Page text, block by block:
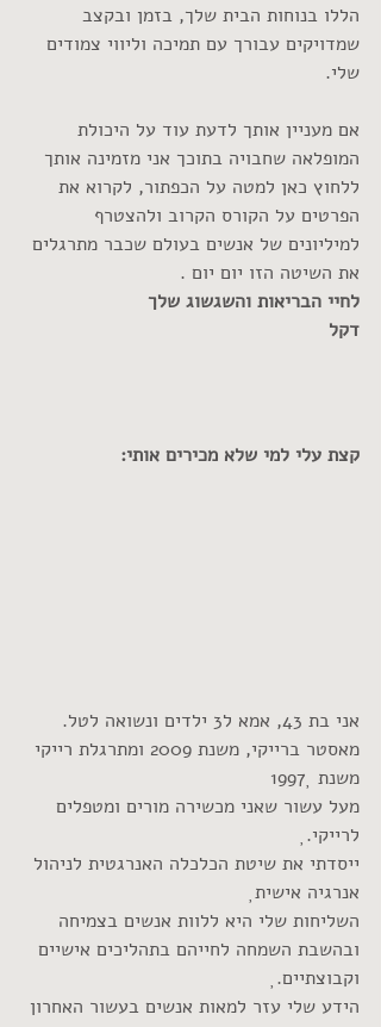
הללו בנוחות הבית שלך, בזמן ובקצב
שמדויקים עבורך עם תמיכה וליווי צמודים
שלי.
אם מעניין אותך לדעת עוד על היכולת
המופלאה שחבויה בתוכך אני מזמינה אותך
ללחוץ כאן למטה על הכפתור, לקרוא את
הפרטים על הקורס הקרוב ולהצטרף
למיליונים של אנשים בעולם שכבר מתרגלים
את השיטה הזו יום יום .
לחיי הבריאות והשגשוג שלך
דקל
קצת עלי למי שלא מכירים אותי:
אני בת 43, אמא ל3 ילדים ונשואה לטל.
מאסטר ברייקי, משנת 2009 ומתרגלת רייקי
משנת 1997
מעל עשור שאני מכשירה מורים ומטפלים
לרייקי.
ייסדתי את שיטת הכלכלה האנרגטית לניהול
אנרגיה אישית
השליחות שלי היא ללוות אנשים בצמיחה
ובהשבת השמחה לחייהם בתהליכים אישיים
וקבוצתיים.
הידע שלי עזר למאות אנשים בעשור האחרון